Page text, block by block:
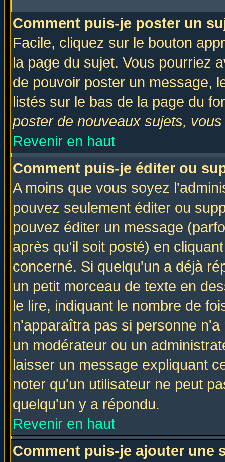
Comment puis-je poster un
Facile, cliquez sur le bouton
la page du sujet. Vous pourriez
de pouvoir poster un message,
listés sur le bas de la page du
poster de nouveaux sujets,
Revenir en haut
Comment puis-je éditer ou
A moins que vous soyez
pouvez seulement éditer ou
pouvez éditer un message
après qu'il soit posté) en
concerné. Si quelqu'un a déjà
un petit morceau de texte en
le lire, indiquant le nombre de
n'apparaîtra pas si personne
un modérateur ou un
laisser un message expliquant
noter qu'un utilisateur ne peut
quelqu'un y a répondu.
Revenir en haut
Comment puis-je ajouter une